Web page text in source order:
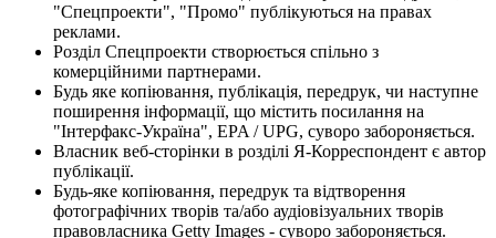
"Спецпроекти", "Промо" публікуються на правах
реклами.
Розділ Спецпроекти створюється спільно з
комерційними партнерами.
Будь яке копіювання, публікація, передрук, чи наступне
поширення інформації, що містить посилання на
"Інтерфакс-Україна", EPA / UPG, суворо забороняється.
Власник веб-сторінки в розділі Я-Корреспондент є автор
публікації.
Будь-яке копіювання, передрук та відтворення
фотографічних творів та/або аудіовізуальних творів
правовласника Getty Images - суворо забороняється.